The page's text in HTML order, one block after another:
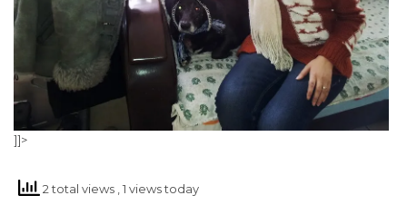
]]>
2 total views , 1 views today